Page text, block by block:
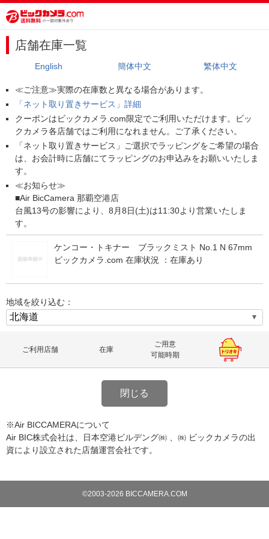
店舗在庫一覧
English 簡体中文 繁体中文
≪ご注意≫実際の在庫数と異なる場合があります。
「ネット取り置きサービス」詳細
クーポンはビックカメラ.com限定でご利用いただけます。ビッ
クカメラ各店舗ではご利用になれません。ご了承ください。
「ネット取り置きサービス」ご選択でラッピングをご希望の場合
は、お会計時に店舗にてラッピングのお申込みをお願いいたしま
す。
≪お知らせ≫
■Air BicCamera 那覇空港店
台風13号の影響により、8月8日(土)は11:30より営業いたしま
す。
ケンコー・トキナー ブラックミスト No.1 N 67mm
ビックカメラ.com 在庫状況 ： 在庫あり
地域を絞り込む：
ご利用店舗 在庫
ご用意
可能時期
閉じる
※Air BICCAMERAについて
Air BIC株式会社は、日本空港ビルデング㈱ 、㈱ ビックカメラの出
資により設立された店舗運営会社です。
©2003-2026 BICCAMERA.COM